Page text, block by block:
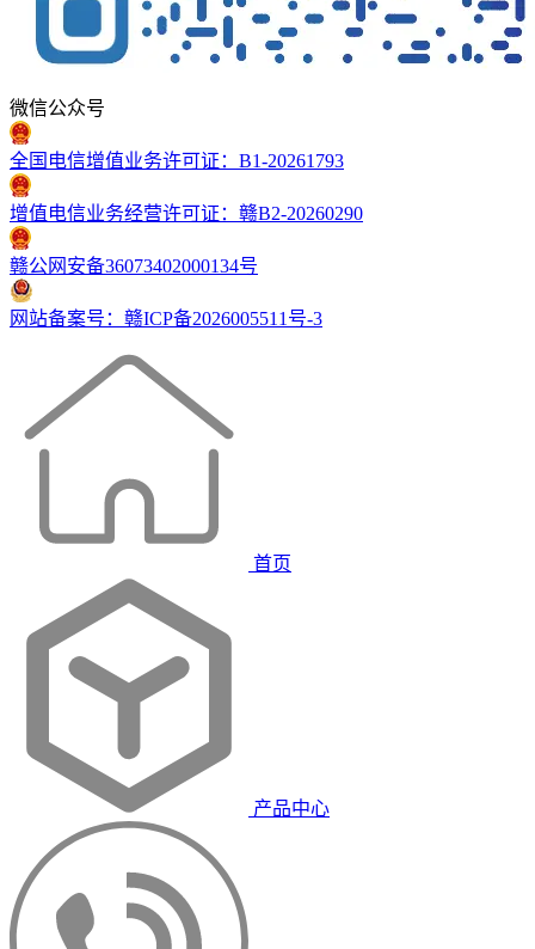
微信公众号
全国电信增值业务许可证：B1-20261793
增值电信业务经营许可证：赣B2-20260290
赣公网安备36073402000134号
网站备案号：赣ICP备2026005511号-3
首页
产品中心